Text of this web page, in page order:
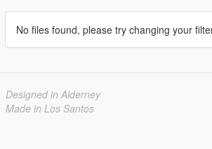
No files found, please try changing your
Designed in Alderney
Made in Los Santos